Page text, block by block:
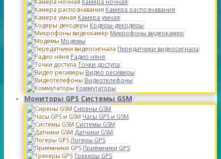
Камера ночная
Камера распознавания
Камера умная
Кодеры-декодеры
Микрофоны видеокамер
Модемы
Передатчики видеосигнала
Радио няня
Точки доступа
Видео ресиверы
Видеотелефоны
Коммутаторы
Мониторы GPS Системы GSM
Сирены GSM
Часы GPS и GSM
Системы GSM
Датчики GSM
Логеры GPS
Приёмники GPS
Трекеры GPS